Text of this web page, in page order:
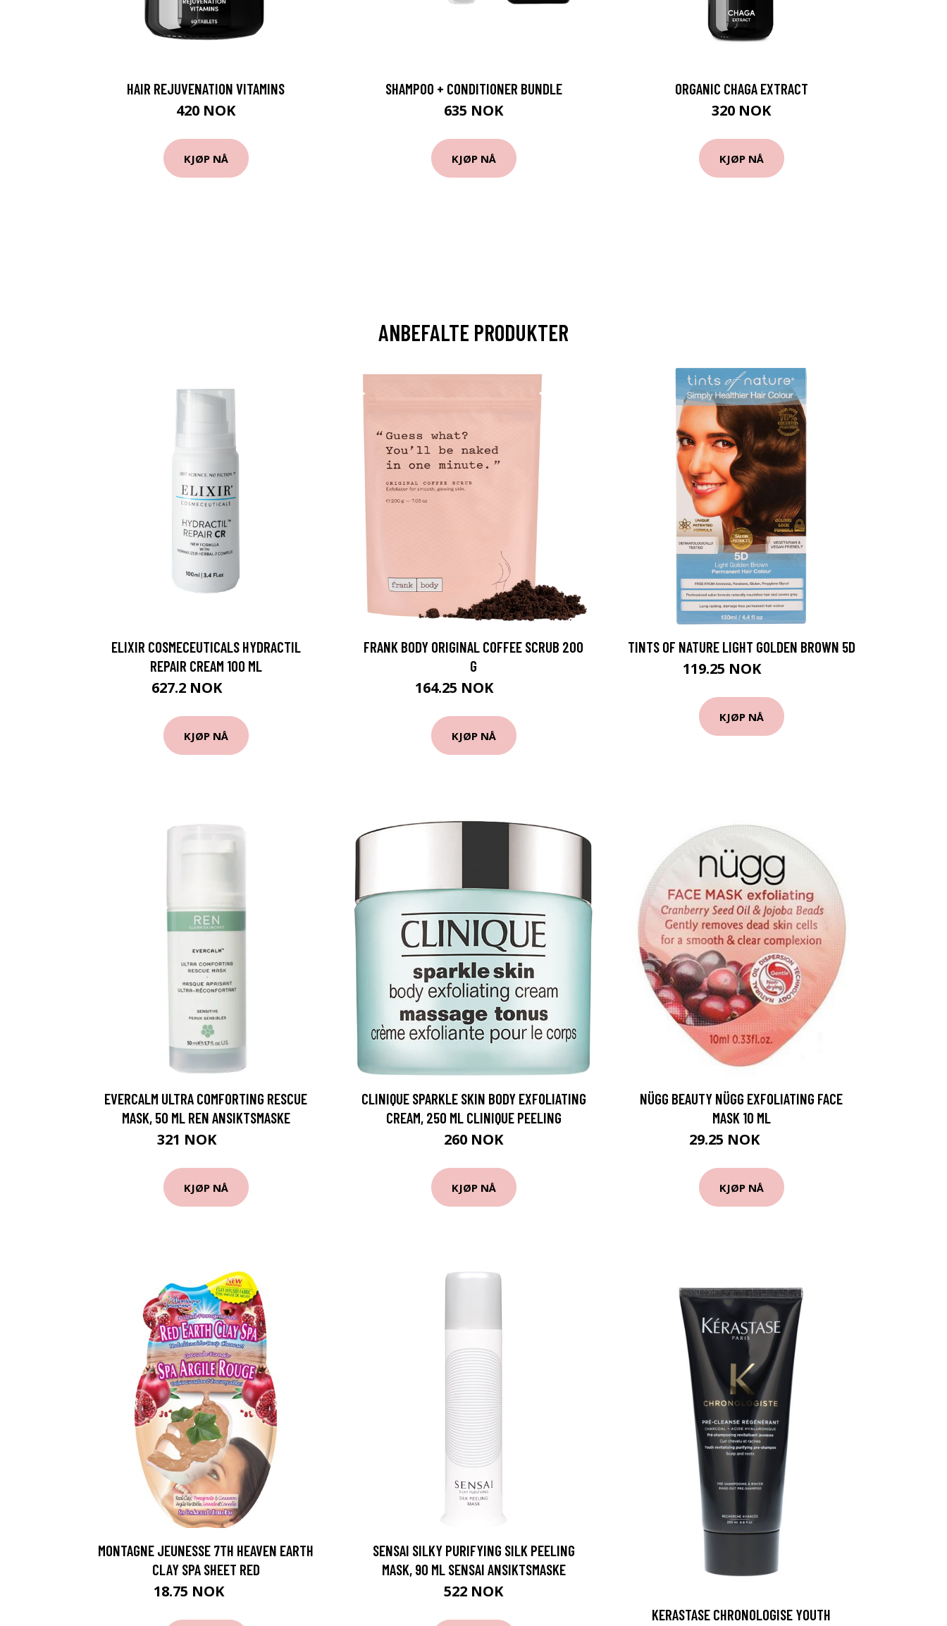
HAIR REJUVENATION VITAMINS
420 NOK
KJØP NÅ
SHAMPOO + CONDITIONER BUNDLE
635 NOK
KJØP NÅ
ORGANIC CHAGA EXTRACT
320 NOK
KJØP NÅ
ANBEFALTE PRODUKTER
ELIXIR COSMECEUTICALS HYDRACTIL
REPAIR CREAM 100 ML
627.2 NOK
KJØP NÅ
FRANK BODY ORIGINAL COFFEE SCRUB 200
G
164.25 NOK
KJØP NÅ
TINTS OF NATURE LIGHT GOLDEN BROWN 5D
119.25 NOK
KJØP NÅ
EVERCALM ULTRA COMFORTING RESCUE
MASK, 50 ML REN ANSIKTSMASKE
321 NOK
KJØP NÅ
CLINIQUE SPARKLE SKIN BODY EXFOLIATING
CREAM, 250 ML CLINIQUE PEELING
260 NOK
KJØP NÅ
NÜGG BEAUTY NÜGG EXFOLIATING FACE
MASK 10 ML
29.25 NOK
KJØP NÅ
MONTAGNE JEUNESSE 7TH HEAVEN EARTH
CLAY SPA SHEET RED
18.75 NOK
SENSAI SILKY PURIFYING SILK PEELING
MASK, 90 ML SENSAI ANSIKTSMASKE
522 NOK
KERASTASE CHRONOLOGISE YOUTH